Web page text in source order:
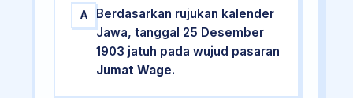
A
Berdasarkan rujukan kalender
Jawa, tanggal 25 Desember
1903 jatuh pada wujud pasaran
Jumat Wage.